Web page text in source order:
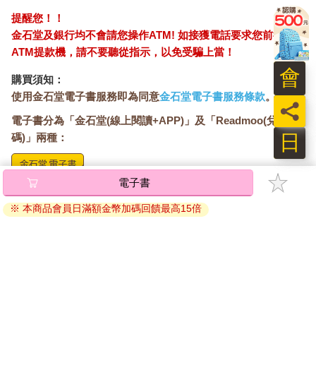
處處綻放著重疊的血花。
較年輕的凱多內人眼見同胞遭光帶纏上，忍不住作嘔及啜泣起
來，托米爾也無法怪罪他們，不過二十歲的他已在「惡光」下失
去了夠多摯愛，令他早已鐵石心腸。他跟著姊姊和姊夫繼續向前
狂奔，步伐小心翼翼，不去管聽見什麼聲響，不去管誰的哭喊聲
拉扯著他的心。
他試著不認出有一聲尖叫來自米拉克，他最後一個倖存的童年好
友，也是他們部族傳統木工的最後傳人。他也試圖不去看光線攫
走了代替母親哺育他的莉加、在父親不在後教他打獵的塔辛、以
無懈可擊的記憶力讓部族最古老歌謠得以繼續流傳的蘭戴爾。
幸好，隨著一聲聲尖叫不斷繁殖及迴盪，最終合流成一道劃破四
面八方的嚎叫，就連最敏銳的耳朵也再區分不出個別人聲。比起
放任自己思考究竟還剩多少凱多內人在奔跑，托米爾寧可把心力
集中在他身前幾大步的阿拉斯和他身邊的梅娃。只要他們還待在
提醒您！！
金石堂及銀行均不會請您操作ATM! 如接獲電話要求您前往
ATM提款機，請不要聽從指示，以免受騙上當！
購買須知：
使用金石堂電子書服務即為同意金石堂電子書服務條款。
電子書分為「金石堂(線上閱讀+APP)」及「Readmoo(兌換
碼)」兩種：
將儲存於會員中心→電子書服務「我的e書櫃」，點選線上
閱讀直接開啟閱讀。
線上閱讀：
電子書
※ 本商品會員日滿額金幣加碼回饋最高15倍
日
員
會